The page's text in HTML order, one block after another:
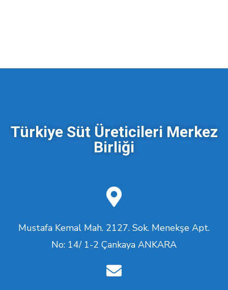
Türkiye Süt Üreticileri Merkez
Birliği
Mustafa Kemal Mah. 2127. Sok. Menekşe Apt.
No: 14/ 1-2 Çankaya ANKARA